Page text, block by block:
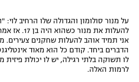
על מנור סולומון והגדולה שלו הרחיב לוי:
להעלות את
אני תמיד אוהב להעלות שחקנים צעירים.
הדברים ביחד. קודם כל הוא מאוד
לו תשוקה בלתי רגילה, יש לו יכולת
לרמות האלה.